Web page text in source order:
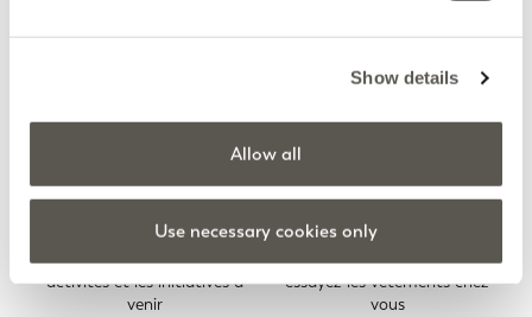
Show details
Allow all
Use necessary cookies only
Newsletter Elena Mirò
Ne manquez pas toutes les
activités et les initiatives à
venir
Retour gratuit
Commandez en ligne et
essayez les vêtements chez
vous